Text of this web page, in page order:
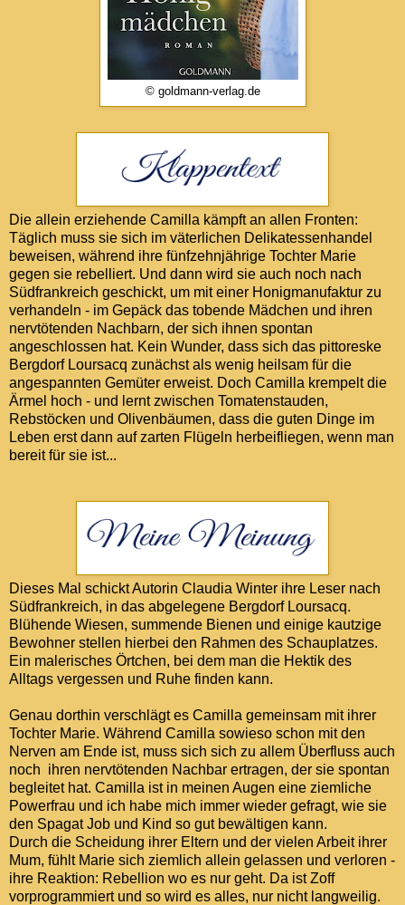
© goldmann-verlag.de
Die allein erziehende Camilla kämpft an allen Fronten:
Täglich muss sie sich im väterlichen Delikatessenhandel
beweisen, während ihre fünfzehnjährige Tochter Marie
gegen sie rebelliert. Und dann wird sie auch noch nach
Südfrankreich geschickt, um mit einer Honigmanufaktur zu
verhandeln - im Gepäck das tobende Mädchen und ihren
nervtötenden Nachbarn, der sich ihnen spontan
angeschlossen hat. Kein Wunder, dass sich das pittoreske
Bergdorf Loursacq zunächst als wenig heilsam für die
angespannten Gemüter erweist. Doch Camilla krempelt die
Ärmel hoch - und lernt zwischen Tomatenstauden,
Rebstöcken und Olivenbäumen, dass die guten Dinge im
Leben erst dann auf zarten Flügeln herbeifliegen, wenn man
bereit für sie ist...
Dieses Mal schickt Autorin Claudia Winter ihre Leser nach
Südfrankreich, in das abgelegene Bergdorf Loursacq.
Blühende Wiesen, summende Bienen und einige kautzige
Bewohner stellen hierbei den Rahmen des Schauplatzes.
Ein malerisches Örtchen, bei dem man die Hektik des
Alltags vergessen und Ruhe finden kann.
Genau dorthin verschlägt es Camilla gemeinsam mit ihrer
Tochter Marie. Während Camilla sowieso schon mit den
Nerven am Ende ist, muss sich sich zu allem Überfluss auch
noch ihren nervtötenden Nachbar ertragen, der sie spontan
begleitet hat. Camilla ist in meinen Augen eine ziemliche
Powerfrau und ich habe mich immer wieder gefragt, wie sie
den Spagat Job und Kind so gut bewältigen kann.
Durch die Scheidung ihrer Eltern und der vielen Arbeit ihrer
Mum, fühlt Marie sich ziemlich allein gelassen und verloren -
ihre Reaktion: Rebellion wo es nur geht. Da ist Zoff
vorprogrammiert und so wird es alles, nur nicht langweilig.